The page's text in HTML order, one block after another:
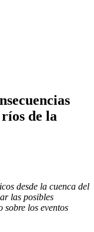
de la
desde la cuenca del
las posibles
sobre los eventos